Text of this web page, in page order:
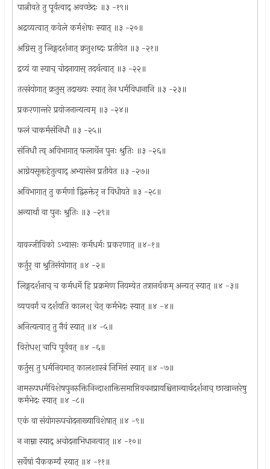
पात्नीवते तु पूर्वत्वाद् अवच्छेदः ॥३ -१९॥
अद्रव्यत्वात् कवेले कर्मशेषः स्यात् ॥३ -२०॥
अग्निस् तु लिङ्गदर्शनात् क्रतुशब्दः प्रतीयेत ॥३ -२१॥
द्रव्यं वा स्याच् चोदनायास् तदर्थत्वात् ॥३ -२२॥
तत्संयोगात् क्रतुस् तदाख्यः स्यात् तेन धर्मविधानानि ॥३ -२३॥
प्रकरणान्तरे प्रयोजनान्यत्वम् ॥३ -२४॥
फलं चाकर्मसंनिधौ ॥३ -२५॥
संनिधौ त्व् अविभागात् फलार्थेन पुनः श्रुतिः ॥३ -२६॥
आग्नेयसूक्तहेतुत्वाद् अभ्यासेन प्रतीयेत ॥३ -२७॥
अविभागात् तु कर्मणां द्विरुक्तेर् न विधीयते ॥३ -२८॥
अन्यार्था वा पुनः श्रुतिः ॥३ -२९॥
यावज्जीविको ऽभ्यासः कर्मधर्मः प्रकरणात् ॥४-१॥
कर्तुर् वा श्रुतिसंयोगात् ॥४ -२॥
लिङ्गदर्शनाच् च कर्मधर्मे हि प्रक्रमेण नियम्येत तत्रानर्थकम् अन्यत् स्यात् ॥४ -३॥
व्यपवर्गं च दर्शयति कालश् चेत् कर्मभेदः स्यात् ॥४ -४॥
अनित्यत्वात् तु नैवं स्यात् ॥४ -५॥
विरोधश् चापि पूर्ववत् ॥४ -६॥
कर्तुस् तु धर्मनियमात् कालशास्त्रं निमित्तं स्यात् ॥४ -७॥
नामरूपधर्मविशेषपुनरुक्तिनिन्दाशाक्तिसमाप्तिवचनप्रायश्चित्तान्यार्थदर्शनाच् छाखान्तरेषु
कर्मभेदः स्यात् ॥४ -८॥
एकं वा संयोगरूपचोदनाख्याविशेषात् ॥४ -९॥
न नाम्ना स्याद् अचोदनाभिधानत्वात् ॥४ -१०॥
सर्वेषां चैककर्म्यं स्यात् ॥४ -११॥